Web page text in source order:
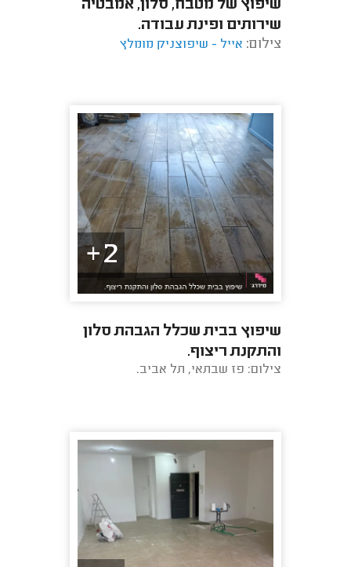
שיפוץ של מטבח, סלון, אמבטיה
שירותים ופינת עבודה.
צילום: אייל - שיפוצניק מומלץ
2+
שיפוץ בבית שכלל הגבהת סלון
והתקנת ריצוף.
צילום: פז שבתאי, תל אביב.